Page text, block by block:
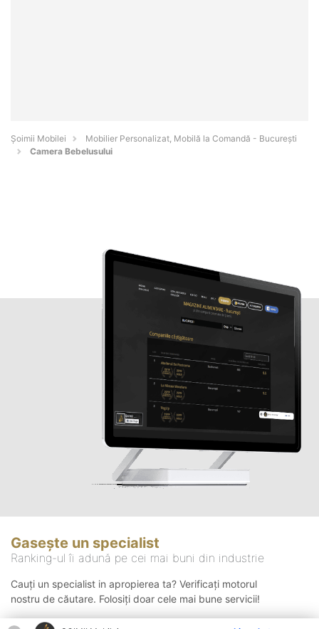
Șoimii Mobilei
Mobilier Personalizat, Mobilă la Comandă - Bucureşti
Camera Bebelusului
Gasește un specialist
Ranking-ul îi adună pe cei mai buni din industrie
Cauți un specialist in apropierea ta? Verificați motorul
nostru de căutare. Folosiți doar cele mai bune servicii!